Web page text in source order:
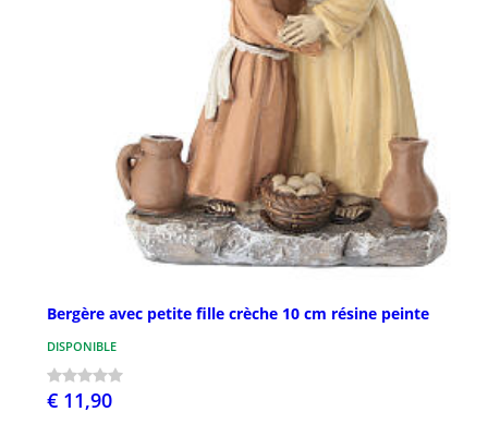
Bergère avec petite fille crèche 10 cm résine peinte
DISPONIBLE
€ 11,90